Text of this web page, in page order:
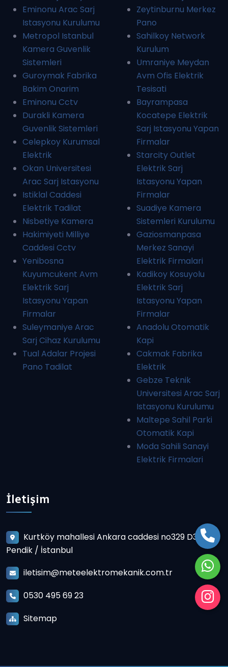
Eminonu Arac Sarj
Istasyonu Kurulumu
Metropol Istanbul
Kamera Guvenlik
Sistemleri
Guroymak Fabrika
Bakim Onarim
Eminonu Cctv
Durakli Kamera
Guvenlik Sistemleri
Celepkoy Kurumsal
Elektrik
Okan Universitesi
Arac Sarj Istasyonu
Istiklal Caddesi
Elektrik Tadilat
Nisbetiye Kamera
Hakimiyeti Milliye
Caddesi Cctv
Yenibosna
Kuyumcukent Avm
Elektrik Sarj
Istasyonu Yapan
Firmalar
Suleymaniye Arac
Sarj Cihaz Kurulumu
Tual Adalar Projesi
Pano Tadilat
Zeytinburnu Merkez
Pano
Sahilkoy Network
Kurulum
Umraniye Meydan
Avm Ofis Elektrik
Tesisati
Bayrampasa
Kocatepe Elektrik
Sarj Istasyonu Yapan
Firmalar
Starcity Outlet
Elektrik Sarj
Istasyonu Yapan
Firmalar
Suadiye Kamera
Sistemleri Kurulumu
Gaziosmanpasa
Merkez Sanayi
Elektrik Firmalari
Kadikoy Kosuyolu
Elektrik Sarj
Istasyonu Yapan
Firmalar
Anadolu Otomatik
Kapi
Cakmak Fabrika
Elektrik
Gebze Teknik
Universitesi Arac Sarj
Istasyonu Kurulumu
Maltepe Sahil Parki
Otomatik Kapi
Moda Sahili Sanayi
Elektrik Firmalari
İletişim
Kurtköy mahallesi Ankara caddesi no329 D3
Pendik / İstanbul
iletisim@meteelektromekanik.com.tr
0530 495 69 23
Sitemap